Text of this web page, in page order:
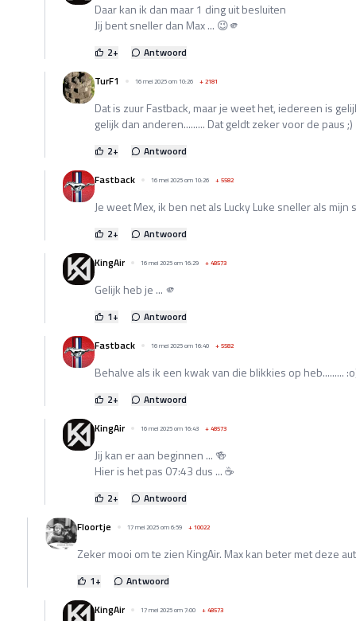
Daar kan ik dan maar 1 ding uit besluiten
Jij bent sneller dan Max ... 😉🫵
2+
Antwoord
TurF1
16 mei 2025 om 10:26 +2181
Dat is zuur Fastback, maar je weet het, iedereen is
gelijk dan anderen......... Dat geldt zeker voor de paus ;)
2+
Antwoord
Fastback
16 mei 2025 om 10:26 +5582
Je weet Mex, ik ben net als Lucky Luke sneller als mijn
2+
Antwoord
KingAir
16 mei 2025 om 16:29 +48573
Gelijk heb je ... 🫵
1+
Antwoord
Fastback
16 mei 2025 om 16:40 +5582
Behalve als ik een kwak van die blikkies op heb.........
2+
Antwoord
KingAir
16 mei 2025 om 16:43 +48573
Jij kan er aan beginnen ... 🍻
Hier is het pas 07:43 dus ... ☕
2+
Antwoord
Floortje
17 mei 2025 om 6:59 +10022
Zeker mooi om te zien KingAir. Max kan beter met deze
1+
Antwoord
KingAir
17 mei 2025 om 7:00 +48573